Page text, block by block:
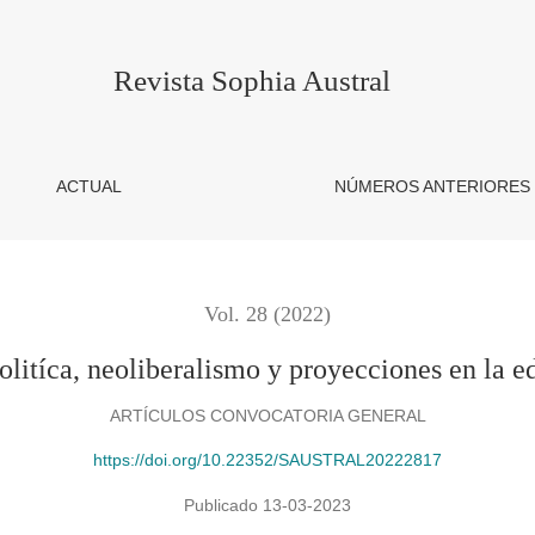
la educación
Revista Sophia Austral
ACTUAL NÚMEROS ANTERIORES
Vol. 28 (2022)
neoliberalismo y proyecciones en la
ARTÍCULOS CONVOCATORIA GENERAL
https://doi.org/10.22352/SAUSTRAL20222817
Publicado 13-03-2023